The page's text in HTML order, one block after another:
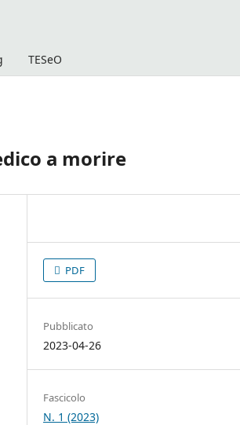
TESeO
a morire
PDF
Pubblicato
2023-04-26
Fascicolo
N. 1 (2023)